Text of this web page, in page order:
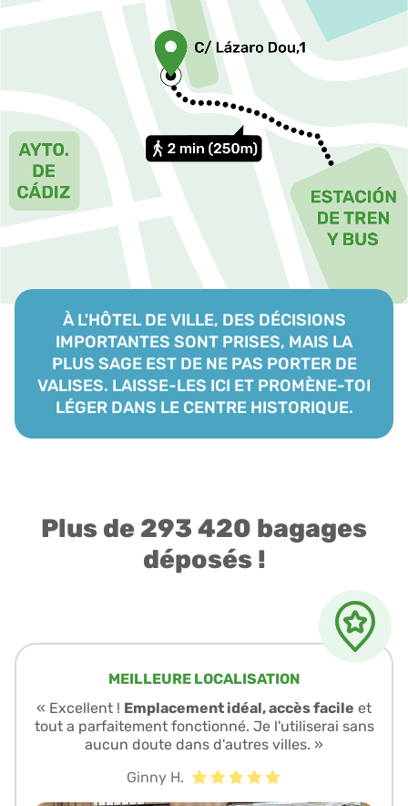
À L'HÔTEL DE VILLE, DES DÉCISIONS
IMPORTANTES SONT PRISES, MAIS LA
PLUS SAGE EST DE NE PAS PORTER DE
VALISES. LAISSE-LES ICI ET PROMÈNE-TOI
LÉGER DANS LE CENTRE HISTORIQUE.
Plus de 293 420 bagages
déposés !
MEILLEURE LOCALISATION
« Excellent ! Emplacement idéal, accès facile et
tout a parfaitement fonctionné. Je l'utiliserai sans
aucun doute dans d'autres villes. »
Ginny H.